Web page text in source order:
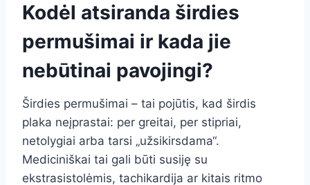
Kodėl atsiranda širdies
permušimai ir kada jie
nebūtinai pavojingi?
Širdies permušimai – tai pojūtis, kad širdis
plaka neįprastai: per greitai, per stipriai,
netolygiai arba tarsi „užsikirsdama“.
Mediciniškai tai gali būti susiję su
ekstrasistolėmis, tachikardija ar kitais ritmo